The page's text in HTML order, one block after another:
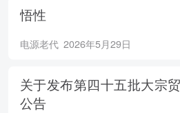
悟性
电源老代 2026年5月29日
关于发布第四十五批大宗
公告